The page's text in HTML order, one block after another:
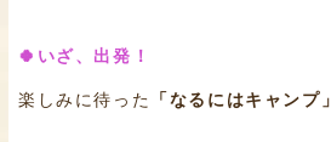
🍀いざ、出発！
楽しみに待った 「なるにはキャンプ」